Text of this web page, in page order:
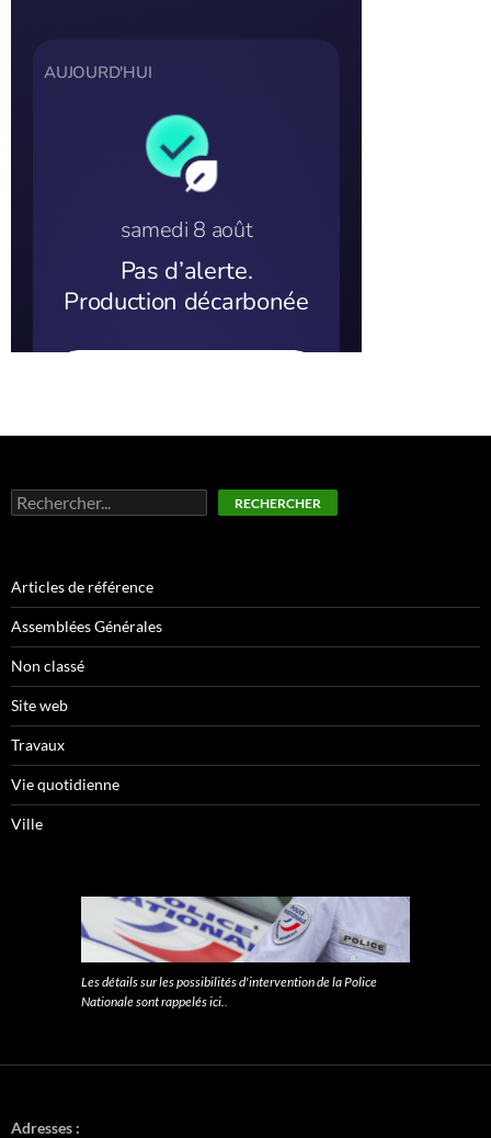
Rechercher RECHERCHER
Articles de référence
Assemblées Générales
Non classé
Site web
Travaux
Vie quotidienne
Ville
Les détails sur les possibilités d'intervention de la Police
Nationale sont rappelés ici..
Adresses :